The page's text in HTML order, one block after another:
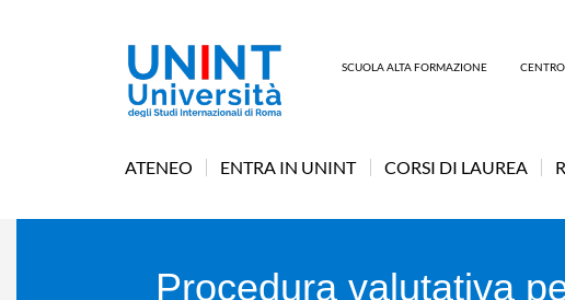
SCUOLA ALTA FORMAZIONE
ATENEO ENTRA IN UNINT CORSI DI LAUREA
Procedura valutativa